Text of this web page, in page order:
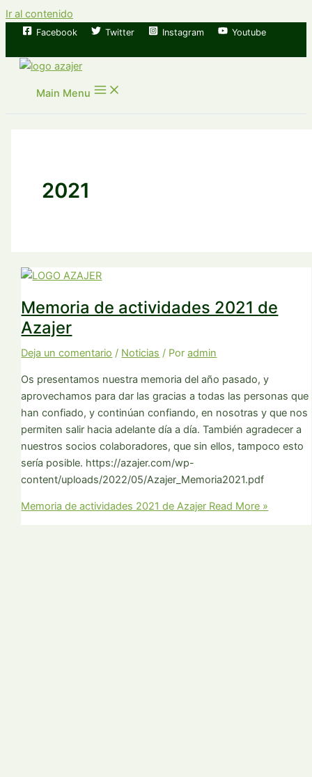
Ir al contenido
Facebook Twitter Instagram Youtube
Main Menu
2021
Memoria de actividades 2021 de
Azajer
Deja un comentario / Noticias / Poradmin
Os presentamos nuestra memoria del año pasado, y
aprovechamos para dar las gracias a todas las personas que
han confiado, y continúan confiando, en nosotras y que nos
permiten salir hacia adelante día a día. También agradecer a
nuestros socios colaboradores, que sin ellos, tampoco esto
sería posible. https://azajer.com/wp-
content/uploads/2022/05/Azajer_Memoria2021.pdf
Memoria de actividades 2021 de Azajer Read More »